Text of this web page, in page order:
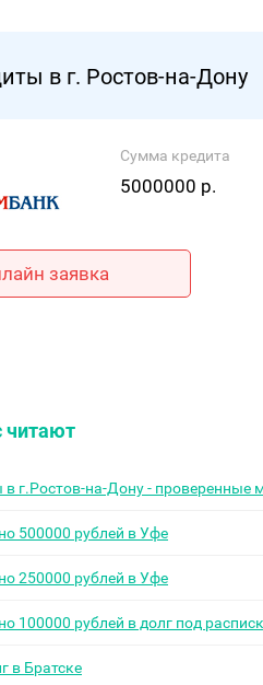
в г. Ростов-на-Дону
Сумма кредита
5000000 р.
заявка
читают
г.Ростов-на-Дону - проверенные
500000 рублей в Уфе
250000 рублей в Уфе
100000 рублей в долг под
в Братске